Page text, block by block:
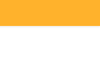
Dirimu untuk One UI 9